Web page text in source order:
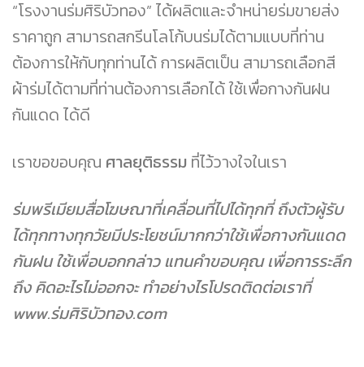
“โรงงานร่มศิริบัวทอง” ได้ผลิตและจำหน่ายร่มขายส่ง
ราคาถูก สามารถสกรีนโลโก้บนร่มได้ตามแบบที่ท่าน
ต้องการให้กับทุกท่านได้ การผลิตเป็น สามารถเลือกสี
ผ้าร่มได้ตามที่ท่านต้องการเลือกได้ ใช้เพื่อกางกันฝน
กันแดด ได้ดี
เราขอขอบคุณ ศาลยุติธรรม ที่ไว้วางใจในเรา
ร่มพรีเมียมสื่อโฆษณาที่เคลื่อนที่ไปได้ทุกที่ ถึงตัวผู้รับ
ได้ทุกทางทุกวัยมีประโยชน์มากกว่าใช้เพื่อกางกันแดด
กันฝน ใช้เพื่อบอกกล่าว แทนคำขอบคุณ เพื่อการระลึก
ถึง คิดอะไรไม่ออกจะ ทำอย่างไรโปรดติดต่อเราที่
www.ร่มศิริบัวทอง.com